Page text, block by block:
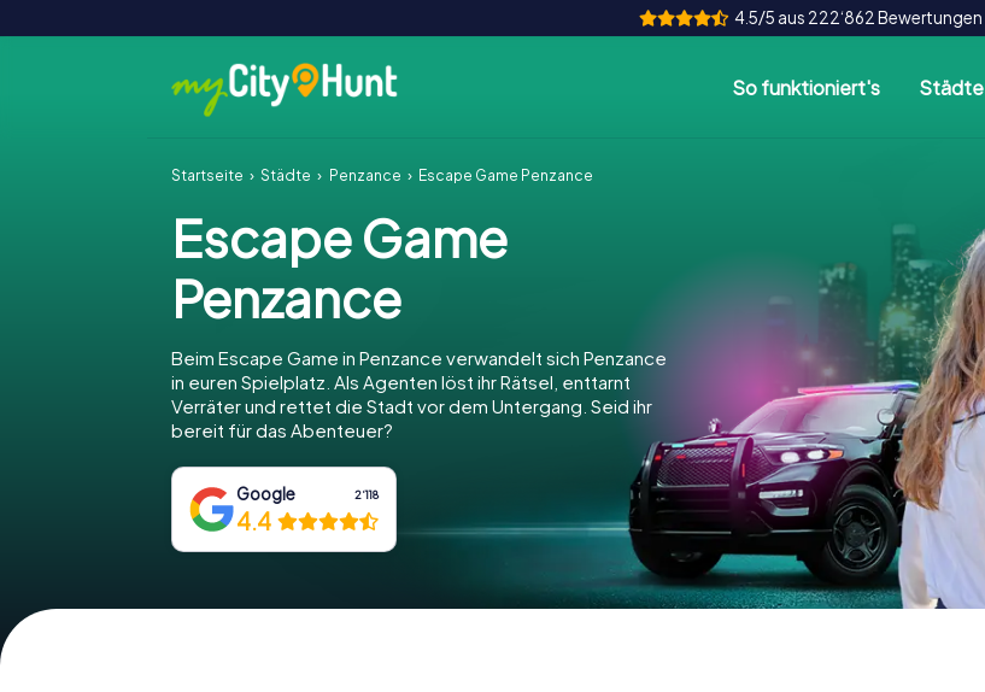
4.5/5 aus 222‘862 Bewertungen
So funktioniert's Städte
Startseite Städte Penzance Escape Game Penzance
Escape Game
Penzance
Beim Escape Game in Penzance verwandelt sich Penzance
in euren Spielplatz. Als Agenten löst ihr Rätsel, enttarnt
Verräter und rettet die Stadt vor dem Untergang. Seid ihr
bereit für das Abenteuer?
Google 2‘118
4.4